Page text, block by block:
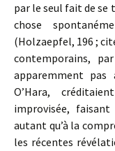
par le seul fait de se
chose
(Holzaepfel, 196 ;
contemporains,
apparemment
O’Hara,
improvisée,
autant qu’à la
les récentes